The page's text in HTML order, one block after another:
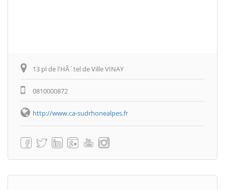
13 pl de l'HÃ´tel de Ville VINAY
0810000872
http://www.ca-sudrhonealpes.fr